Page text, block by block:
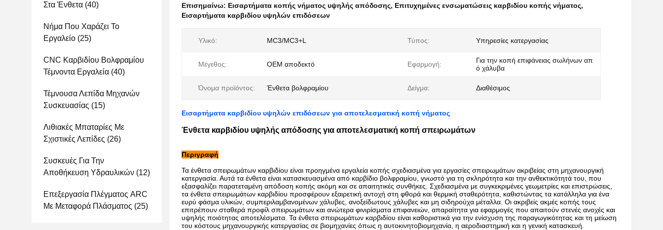
Στα Ένθετα (40)
Νήμα Που Χαράζει Το
Εργαλείο (25)
CNC Καρβιδίου Βολφραμίου
Τέμνοντα Εργαλεία (40)
Τέμνουσα Λεπίδα Μηχανών
Συσκευασίας (15)
Λιθιακές Μπαταρίες Με
Σχιστικές Λεπίδες (26)
Συσκευές Για Την
Αποθήκευση Υδραυλικών (12)
Επεξεργασία Πλέγματος ARC
Με Μεταφορά Πλάσματος (25)
Επισημαίνω: Εισαρτήματα κοπής νήματος υψηλής απόδοσης, Επιτυχημένες ενσωματώσεις καρβιδίου κοπής νήματος,
Εισαρτήματα καρβιδίου υψηλών επιδόσεων
Υλικό: MC3/MC3+L Τύπος: Υπηρεσίες κατεργασίας
Μέγεθος: OEM αποδεκτό Εφαρμογή:
Για την κοπή επιφάνειας σωλήνων απ
ό χάλυβα
Όνομα προϊόντος: Ένθετα βολφραμίου Δείγμα: Διαθέσιμος
Εισαρτήματα καρβιδίου υψηλών επιδόσεων για αποτελεσματική κοπή νήματος
Ένθετα καρβιδίου υψηλής απόδοσης για αποτελεσματική κοπή σπειρωμάτων
Περιγραφή
Τα ένθετα σπειρωμάτων καρβιδίου είναι προηγμένα εργαλεία κοπής σχεδιασμένα για εργασίες σπειρωμάτων ακριβείας στη μηχανουργική
κατεργασία. Αυτά τα ένθετα είναι κατασκευασμένα από καρβίδιο βολφραμίου, γνωστό για τη σκληρότητα και την ανθεκτικότητά του, που
εξασφαλίζει παρατεταμένη απόδοση κοπής ακόμη και σε απαιτητικές συνθήκες. Σχεδιασμένα με συγκεκριμένες γεωμετρίες και επιστρώσεις,
τα ένθετα σπειρωμάτων καρβιδίου προσφέρουν εξαιρετική αντοχή στη φθορά και θερμική σταθερότητα, καθιστώντας τα κατάλληλα για ένα
ευρύ φάσμα υλικών, συμπεριλαμβανομένων χάλυβες, ανοξείδωτους χάλυβες και μη σιδηρούχα μέταλλα. Οι ακριβείς ακμές κοπής τους
επιτρέπουν σταθερά προφίλ σπειρωμάτων και ανώτερα φινιρίσματα επιφανειών, απαραίτητα για εφαρμογές που απαιτούν στενές ανοχές και
υψηλής ποιότητας αποτελέσματα. Τα ένθετα σπειρωμάτων καρβιδίου είναι καθοριστικά για την ενίσχυση της παραγωγικότητας και τη μείωση
του κόστους μηχανουργικής κατεργασίας σε βιομηχανίες όπως η αυτοκινητοβιομηχανία, η αεροδιαστημική και η γενική κατασκευή.